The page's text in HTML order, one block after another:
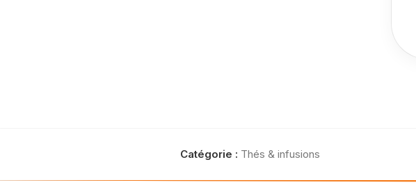
Catégorie : Thés & infusions